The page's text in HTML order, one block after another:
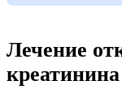
Лечение
креатинина